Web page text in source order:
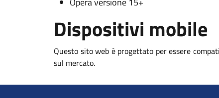
Dispositivi mobile
Questo sito web è progettato per essere
sul mercato.